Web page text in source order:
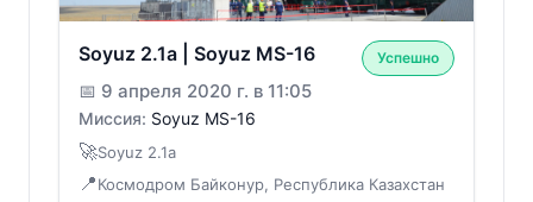
Soyuz 2.1a | Soyuz MS-16 Успешно
📅 9 апреля 2020 г. в 11:05
Миссия: Soyuz MS-16
🚀Soyuz 2.1a
📍Космодром Байконур, Республика Казахстан